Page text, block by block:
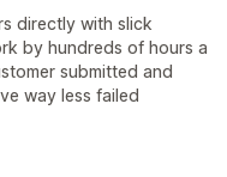
directly with slick
by hundreds of hours a
submitted and
way less failed